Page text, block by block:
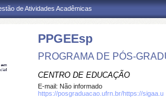
de Atividades Acadêmicas
PPGEEsp
PROGRAMA DE PÓS-
CENTRO DE EDUCAÇÃO
E-mail: Não informado
https://posgraduacao.ufrn.br/https://sigaa.u